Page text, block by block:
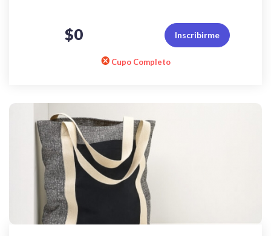
$0 Inscribirme
Cupo Completo